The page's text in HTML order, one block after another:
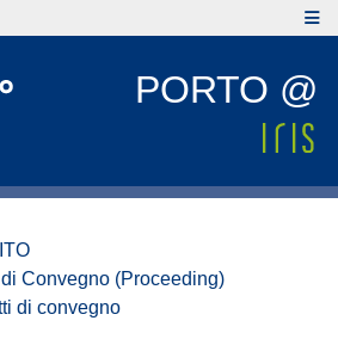
PORTO @
Convegno (Proceeding)
di convegno